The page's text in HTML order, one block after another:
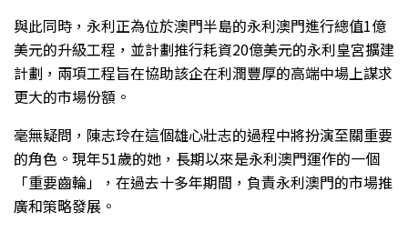
與此同時，永利正為位於澳門半島的永利澳門進行總值1億
美元的升級工程，並計劃推行耗資20億美元的永利皇宮擴建
計劃，兩項工程旨在協助該企在利潤豐厚的高端中場上謀求
更大的市場份額。
毫無疑問，陳志玲在這個雄心壯志的過程中將扮演至關重要
的角色。現年51歲的她，長期以來是永利澳門運作的一個
「重要齒輪」，在過去十多年期間，負責永利澳門的市場推
廣和策略發展。